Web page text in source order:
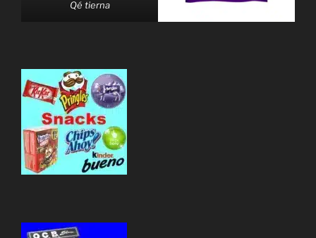
Qé tierna